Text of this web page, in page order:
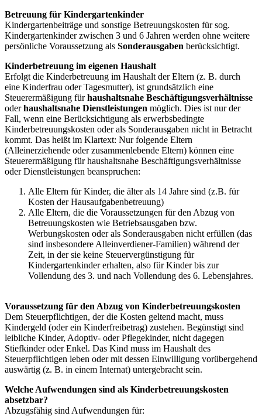
Betreuung für Kindergartenkinder
Kindergartenbeiträge und sonstige Betreuungskosten für sog.
Kindergartenkinder zwischen 3 und 6 Jahren werden ohne weitere
persönliche Voraussetzung als Sonderausgaben berücksichtigt.
Kinderbetreuung im eigenen Haushalt
Erfolgt die Kinderbetreuung im Haushalt der Eltern (z. B. durch
eine Kinderfrau oder Tagesmutter), ist grundsätzlich eine
Steuerermäßigung fürhaushaltsnahe Beschäftigungsverhältnisse
oderhaushaltsnahe Dienstleistungen möglich. Dies ist nur der
Fall, wenn eine Berücksichtigung als erwerbsbedingte
Kinderbetreuungskosten oder als Sonderausgaben nicht in Betracht
kommt. Das heißt im Klartext: Nur folgende Eltern
(Alleinerziehende oder zusammenlebende Eltern) können eine
Steuerermäßigung für haushaltsnahe Beschäftigungsverhältnisse
oder Dienstleistungen beanspruchen:
Alle Eltern für Kinder, die älter als 14 Jahre sind (z.B. für
Kosten der Hausaufgabenbetreuung)
Alle Eltern, die die Voraussetzungen für den Abzug von
Betreuungskosten wie Betriebsausgaben bzw.
Werbungskosten oder als Sonderausgaben nicht erfüllen (das
sind insbesondere Alleinverdiener-Familien) während der
Zeit, in der sie keine Steuervergünstigung für
Kindergartenkinder erhalten, also für Kinder bis zur
Vollendung des 3. und nach Vollendung des 6. Lebensjahres.
Voraussetzung für den Abzug von Kinderbetreuungskosten
Dem Steuerpflichtigen, der die Kosten geltend macht, muss
Kindergeld (oder ein Kinderfreibetrag) zustehen. Begünstigt sind
leibliche Kinder, Adoptiv- oder Pflegekinder, nicht dagegen
Stiefkinder oder Enkel. Das Kind muss im Haushalt des
Steuerpflichtigen leben oder mit dessen Einwilligung vorübergehend
auswärtig (z. B. in einem Internat) untergebracht sein.
Welche Aufwendungen sind als Kinderbetreuungskosten
absetzbar?
Abzugsfähig sind Aufwendungen für: